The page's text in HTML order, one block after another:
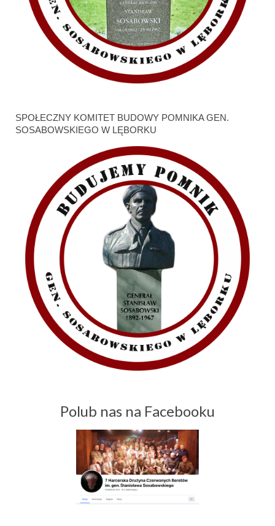
SPOŁECZNY KOMITET BUDOWY POMNIKA GEN.
SOSABOWSKIEGO W LĘBORKU
Polub nas na Facebooku